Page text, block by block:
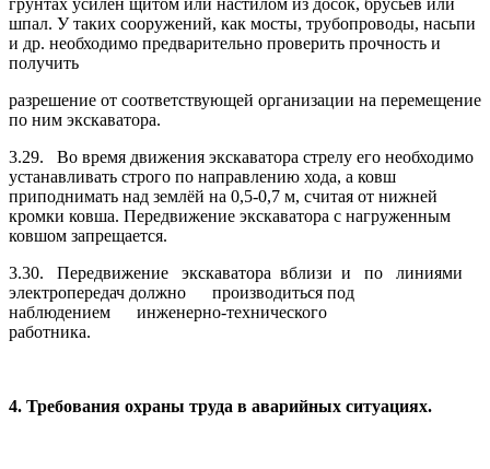
грунтах усилен щитом или настилом из досок, брусьев или
шпал. У таких сооружений, как мосты, трубопроводы, насьпи
и др. необходимо предварительно проверить прочность и
получить
разрешение от соответствующей организации на перемещение
по ним экскаватора.
3.29. Во время движения экскаватора стрелу его необходимо
устанавливать строго по направлению хода, а ковш
приподнимать над землёй на 0,5-0,7 м, считая от нижней
кромки ковша. Передвижение экскаватора с нагруженным
ковшом запрещается.
3.30. Передвижение экскаватора вблизи и по линиями
электропередач должно производиться под
наблюдением инженерно-технического
работника.
4. Требования охраны труда в аварийных ситуациях.